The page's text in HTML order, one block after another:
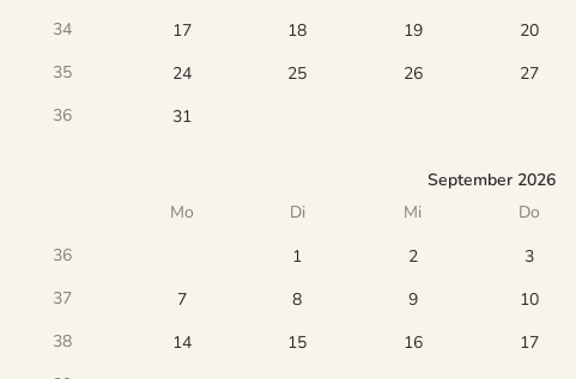
34
17 18 19 20
35
24 25 26 27
36
31
September 2026
Mo
Di Mi Do
36
1 2 3
37
7 8 9 10
38
14 15 16 17